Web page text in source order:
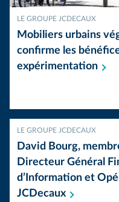
LE GROUPE JCDECAUX
Mobiliers urbains
confirme les
expérimentation
LE GROUPE JCDECAUX
David Bourg,
Directeur Général
d’Information et
JCDecaux